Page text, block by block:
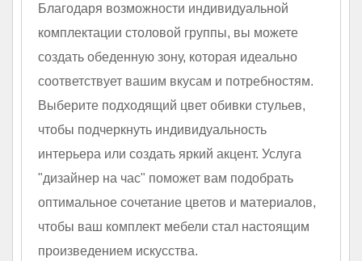
Благодаря возможности индивидуальной
комплектации столовой группы, вы можете
создать обеденную зону, которая идеально
соответствует вашим вкусам и потребностям.
Выберите подходящий цвет обивки стульев,
чтобы подчеркнуть индивидуальность
интерьера или создать яркий акцент. Услуга
"дизайнер на час" поможет вам подобрать
оптимальное сочетание цветов и материалов,
чтобы ваш комплект мебели стал настоящим
произведением искусства.